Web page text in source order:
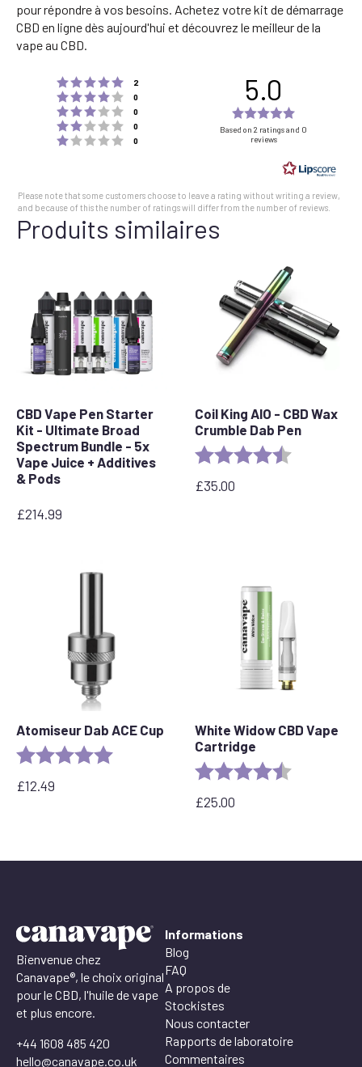
pour répondre à vos besoins. Achetez votre kit de démarrage
CBD en ligne dès aujourd'hui et découvrez le meilleur de la
vape au CBD.
Rating 5 out of 5 stars
2
Rating 4 out of 5 stars
0
Rating 3 out of 5 stars
0
Rating 2 out of 5 stars
0
Rating 1 out of 5 stars
0
5.0
5.0
of
stars
Based on 2 ratings and 0
reviews
Please note that some customers choose to leave a rating without writing a review,
and because of this the number of ratings will differ from the number of reviews.
Produits similaires
CBD Vape Pen Starter
Kit - Ultimate Broad
Spectrum Bundle - 5x
Vape Juice + Additives
& Pods
£214.99
Coil King AIO - CBD Wax
Crumble Dab Pen
Rating: 4.8 out of 5
£35.00
Atomiseur Dab ACE Cup
Rating: 5.0 out of 5 stars
£12.49
White Widow CBD Vape
Cartridge
Rating: 4.6 out of 5
£25.00
Bienvenue chez
Canavape®, le choix original
pour le CBD, l'huile de vape
et plus encore.
+44 1608 485 420
hello@canavape.co.uk
Informations
Blog
FAQ
A propos de
Stockistes
Nous contacter
Rapports de laboratoire
Commentaires